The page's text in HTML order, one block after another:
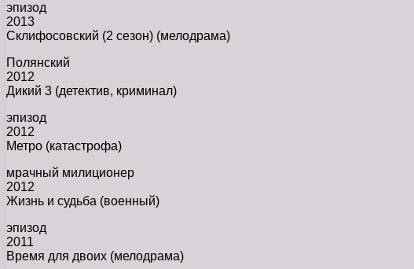
эпизод
2013
Склифосовский (2 сезон) (мелодрама)
Полянский
2012
Дикий 3 (детектив, криминал)
эпизод
2012
Метро (катастрофа)
мрачный милиционер
2012
Жизнь и судьба (военный)
эпизод
2011
Время для двоих (мелодрама)